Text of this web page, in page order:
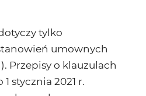
tylko
umownych
Przepisy o klauzulach
stycznia 2021 r.